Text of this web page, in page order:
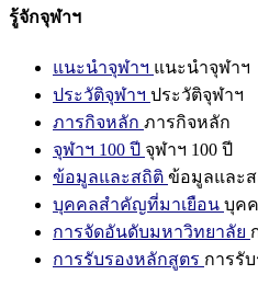
รู้จักจุฬาฯ
แนะนำจุฬาฯ แนะนำจุฬาฯ
ประวัติจุฬาฯ ประวัติจุฬาฯ
ภารกิจหลัก ภารกิจหลัก
จุฬาฯ 100 ปี จุฬาฯ 100 ปี
ข้อมูลและสถิติ ข้อมูลและ
บุคคลสำคัญที่มาเยือน บุค
การจัดอันดับมหาวิทยาลัย
การรับรองหลักสูตร การรั